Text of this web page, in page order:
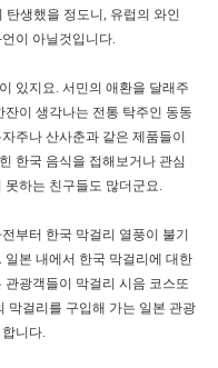
탄생했을 정도니 , 유럽의 와인
이 아닐것입니다.
있지요. 서민의 애환을 달래주
잔이 생각나는 전통 탁주인 동동
주나 산사춘과 같은 제품들이
한국 음식을 접해보거나 관심
하는 친구들도 많더군요.
부터 한국 막걸리 열풍이 불기
. 일본 내에서 한국 막걸리에 대한
광객들이 막걸리 시음 코스또
막걸리를 구입해 가는 일본 관광
니다.